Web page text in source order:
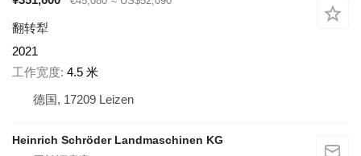
翻转犁
2021
工作宽度 4.5 米
德国, 17209 Leizen
Heinrich Schröder Landmaschinen KG